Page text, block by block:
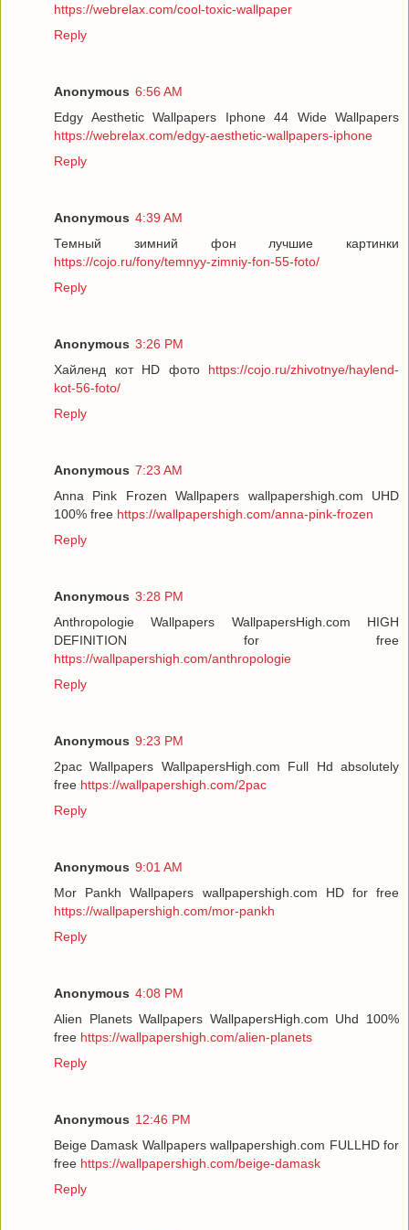
https://webrelax.com/cool-toxic-wallpaper
Reply
Anonymous 6:56 AM
Edgy Aesthetic Wallpapers Iphone 44 Wide Wallpapers
https://webrelax.com/edgy-aesthetic-wallpapers-iphone
Reply
Anonymous 4:39 AM
Темный зимний фон лучшие картинки
https://cojo.ru/fony/temnyy-zimniy-fon-55-foto/
Reply
Anonymous 3:26 PM
Хайленд кот HD фото https://cojo.ru/zhivotnye/haylend-
kot-56-foto/
Reply
Anonymous 7:23 AM
Anna Pink Frozen Wallpapers wallpapershigh.com UHD
100% free https://wallpapershigh.com/anna-pink-frozen
Reply
Anonymous 3:28 PM
Anthropologie Wallpapers WallpapersHigh.com HIGH
DEFINITION for free
https://wallpapershigh.com/anthropologie
Reply
Anonymous 9:23 PM
2pac Wallpapers WallpapersHigh.com Full Hd absolutely
free https://wallpapershigh.com/2pac
Reply
Anonymous 9:01 AM
Mor Pankh Wallpapers wallpapershigh.com HD for free
https://wallpapershigh.com/mor-pankh
Reply
Anonymous 4:08 PM
Alien Planets Wallpapers WallpapersHigh.com Uhd 100%
free https://wallpapershigh.com/alien-planets
Reply
Anonymous 12:46 PM
Beige Damask Wallpapers wallpapershigh.com FULLHD for
free https://wallpapershigh.com/beige-damask
Reply